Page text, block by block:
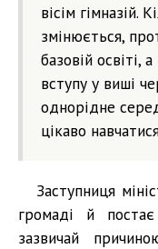
вісім гімназій.
змінюється,
базовій освіті,
вступу у виші
однорідне
цікаво
Заступниця
громаді й
зазвичай